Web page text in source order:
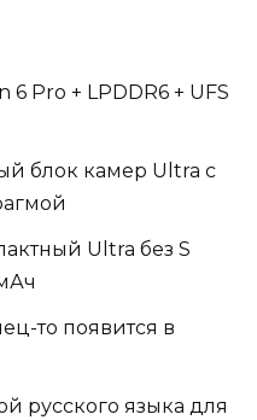
Pro + LPDDR6 + UFS
блок камер Ultra с
Ultra без S
то появится в
русского языка для